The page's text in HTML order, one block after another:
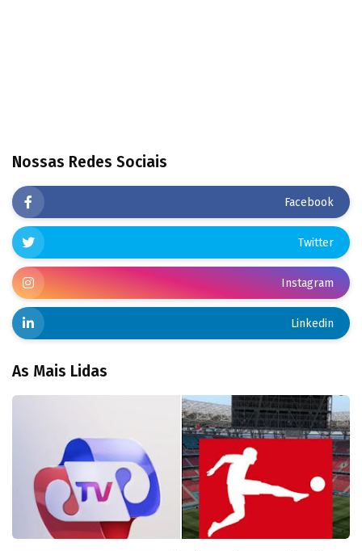
Nossas Redes Sociais
Facebook
Twitter
Instagram
Linkedin
As Mais Lidas